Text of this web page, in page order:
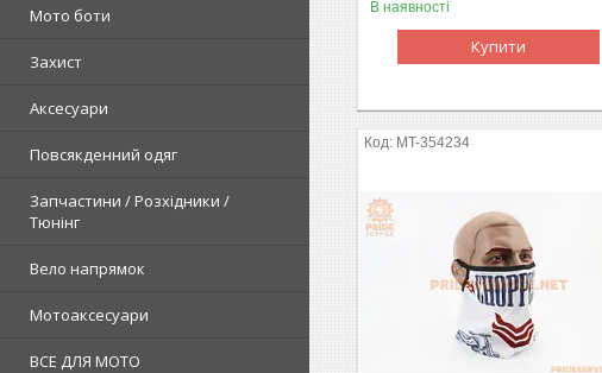
Мото боти
Захист
Аксесуари
Повсякденний одяг
Запчастини / Розхідники /
Тюнінг
Вело напрямок
Мотоаксесуари
ВСЕ ДЛЯ МОТО
В наявності
Купити
MT-354234